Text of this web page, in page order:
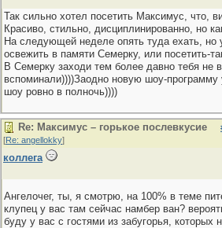
Так сильно хотел посетить Максимус, что,
Красиво, стильно, дисциплинированно, но
На следующей неделе опять туда ехать,
освежить в памяти Семерку, или посетить-
В Семерку заходи тем более давно тебя не
вспоминали))))Заодно новую шоу-программу
шоу ровно в полночь))))
Re: Максимус – горькое послевкусие
[Re: angellokky]
коллега
Ангелочег, ты, я смотрю, на 100% в теме
клупец у вас там сейчас намбер ван?
буду у вас с гостями из забугорья, которых